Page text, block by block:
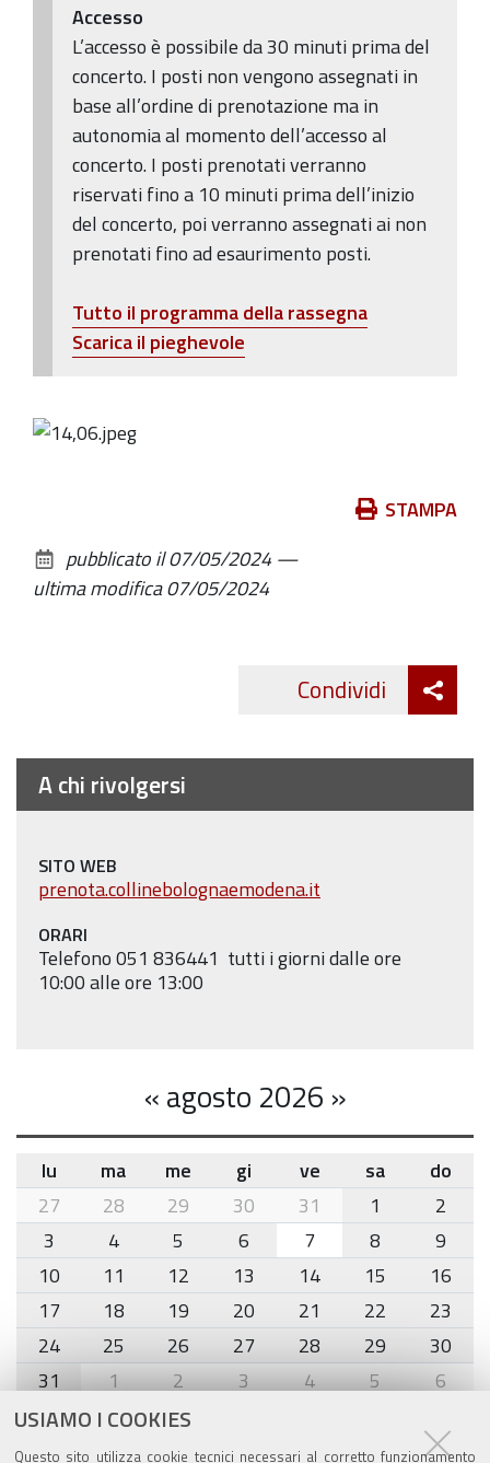
USIAMO I COOKIES
Questo sito utilizza cookie tecnici necessari al corretto funzionamento
Accesso
L’accesso è possibile da 30 minuti prima del
concerto. I posti non vengono assegnati in
base all’ordine di prenotazione ma in
autonomia al momento dell’accesso al
concerto. I posti prenotati verranno
riservati fino a 10 minuti prima dell’inizio
del concerto, poi verranno assegnati ai non
prenotati fino ad esaurimento posti.
Tutto il programma della rassegna
Scarica il pieghevole
documento
STAMPA
pubblicato il07/05/2024—
ultima modifica07/05/2024
Condividi
A chi rivolgersi
SITO WEB
prenota.collinebolognaemodena.it
ORARI
Telefono 051 836441 tutti i giorni dalle ore
10:00 alle ore 13:00
«agosto 2026 »
month-
8
lu ma me gi ve sa
do
27
28 29 30 31 1
2
3
4 5 6 7 8
9
10
11 12 13 14 15
16
17
18 19 20 21 22
23
24
25 26 27 28 29
30
31
1 2 3 4 5 6
Agenda eventi